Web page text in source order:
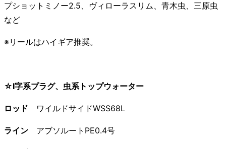
プショットミノー2.5、ヴィローラスリム、青木虫、三原虫
など
※リールはハイギア推奨。
☆I字系プラグ、虫系トップウォーター
ロッド ワイルドサイドWSS68L
ライン アブソルートPE0.4号